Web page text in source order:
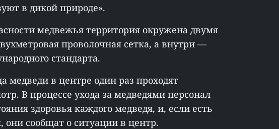
в дикой природе».
медвежья территория окружена двумя
проволочная сетка, а внутри —
стандарта.
медведи в центре один раз проходят
В процессе ухода за медведями персонал
здоровья каждого медведя, и, если есть
они сообщат о ситуации в центр.